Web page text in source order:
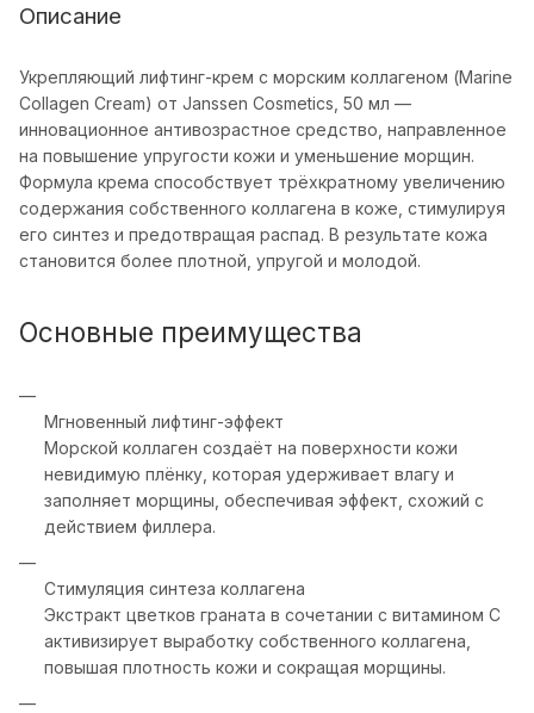
Описание
Укрепляющий лифтинг-крем с морским коллагеном (Marine
Collagen Cream) от Janssen Cosmetics, 50 мл —
инновационное антивозрастное средство, направленное
на повышение упругости кожи и уменьшение морщин.
Формула крема способствует трёхкратному увеличению
содержания собственного коллагена в коже, стимулируя
его синтез и предотвращая распад. В результате кожа
становится более плотной, упругой и молодой.
Основные преимущества
Мгновенный лифтинг-эффект
Морской коллаген создаёт на поверхности кожи
невидимую плёнку, которая удерживает влагу и
заполняет морщины, обеспечивая эффект, схожий с
действием филлера.
Стимуляция синтеза коллагена
Экстракт цветков граната в сочетании с витамином C
активизирует выработку собственного коллагена,
повышая плотность кожи и сокращая морщины.